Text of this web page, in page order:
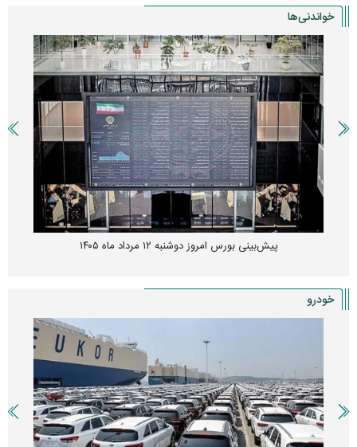
خواندنی‌ها
پیش‌بینی بورس امروز دوشنبه ۱۲ مرداد ماه ۱۴۰۵
خودرو